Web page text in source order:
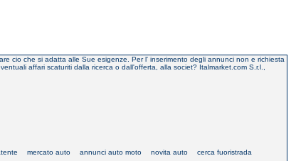
cio che si adatta alle Sue esigenze. Per l' inserimento degli annunci non e richiesta
affari scaturiti dalla ricerca o dall'offerta, alla societ? Italmarket.com S.r.l.,
mercato auto annunci auto moto novita auto
cerca fuoristrada